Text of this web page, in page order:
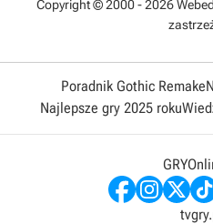
Copyright © 2000 - 2026
Poradnik Gothic Remake
Najlepsze gry 2025 roku